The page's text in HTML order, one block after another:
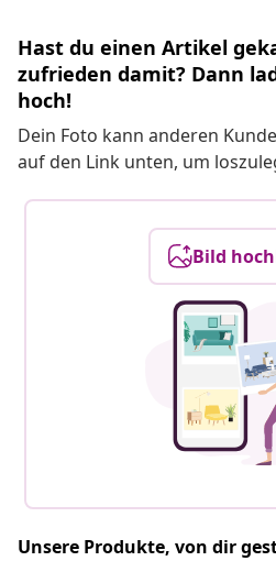
Hast du einen Artikel
zufrieden damit? Dann
hoch!
Dein Foto kann anderen
auf den Link unten, um
Bild
Unsere Produkte, von dir